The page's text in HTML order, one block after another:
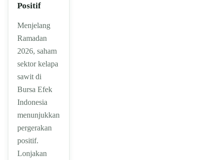
Positif
Menjelang
Ramadan
2026, saham
sektor kelapa
sawit di
Bursa Efek
Indonesia
menunjukkan
pergerakan
positif.
Lonjakan